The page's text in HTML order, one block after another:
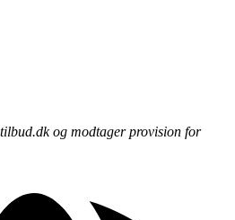
og modtager provision for